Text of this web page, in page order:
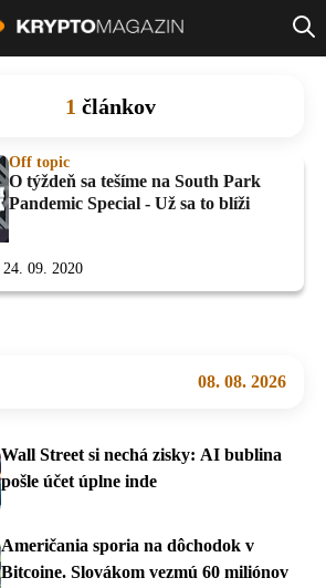
1 článkov
Off topic
O týždeň sa tešíme na South Park
Pandemic Special - Už sa to blíži
24. 09. 2020
08. 08. 2026
Wall Street si nechá zisky: AI bublina
pošle účet úplne inde
Američania sporia na dôchodok v
Bitcoine. Slovákom vezmú 60 miliónov